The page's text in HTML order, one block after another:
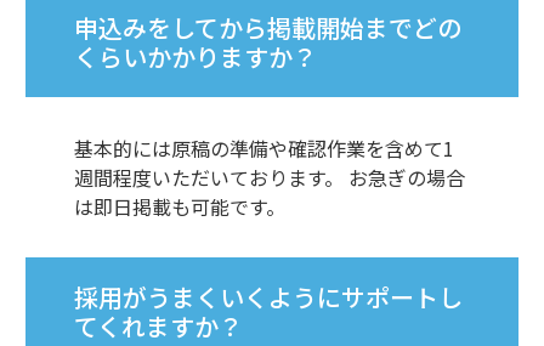
申込みをしてから掲載開始までどの
くらいかかりますか？
基本的には原稿の準備や確認作業を含めて1
週間程度いただいております。 お急ぎの場合
は即日掲載も可能です。
採用がうまくいくようにサポートし
てくれますか？